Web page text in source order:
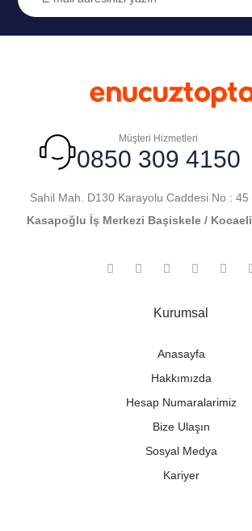
Müşteri Hizmetleri
0850 309 4150
Sahil Mah. D130 Karayolu Caddesi No : 45
Kasapoğlu İş Merkezi Başiskele / Kocaeli
Kurumsal
Anasayfa
Hakkımızda
Hesap Numaralarimiz
Bize Ulaşın
Sosyal Medya
Kariyer